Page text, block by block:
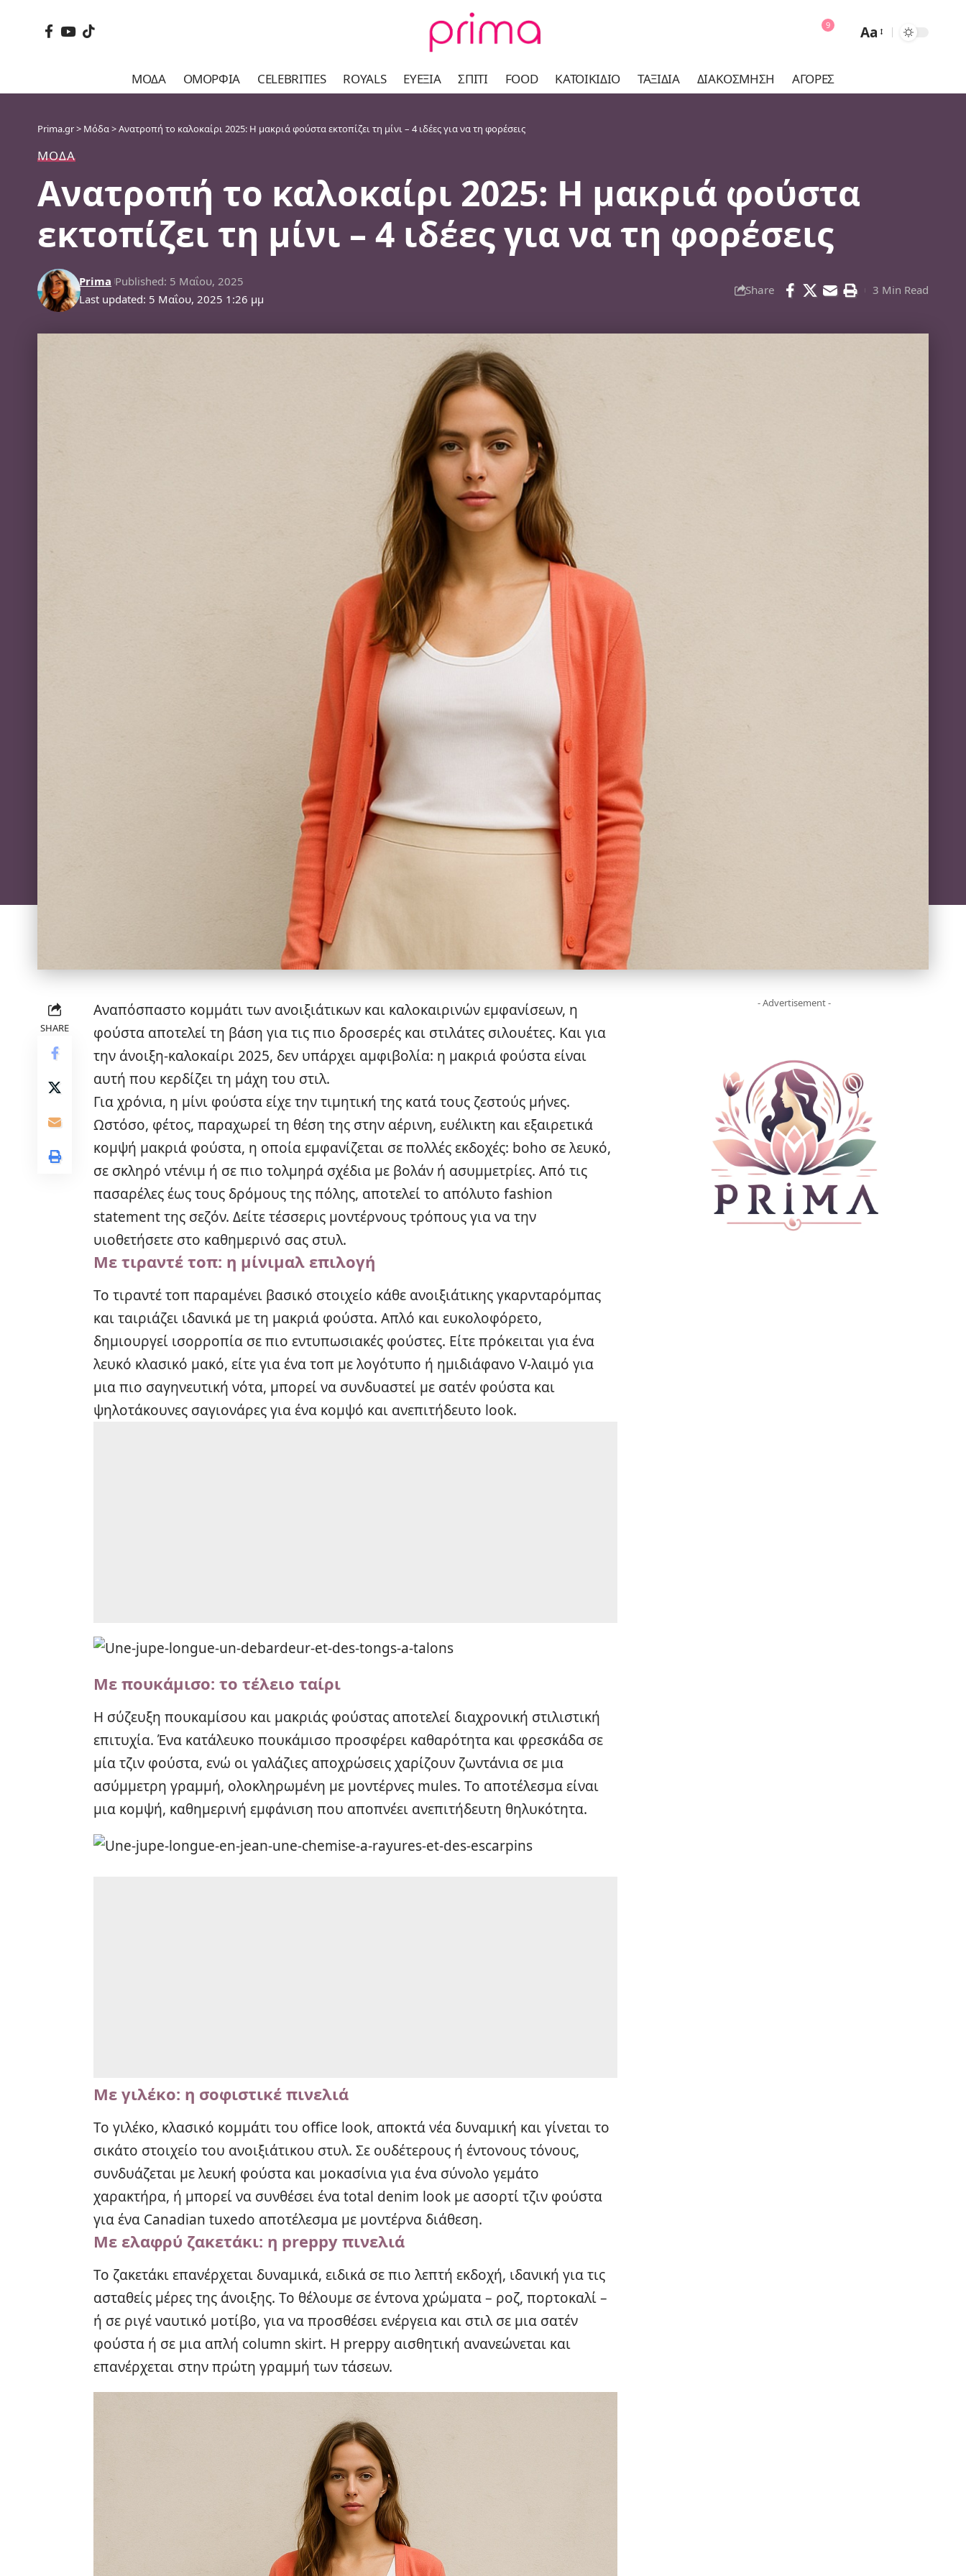
9
Font
Aa
ΜΌΔΑ ΟΜΟΡΦΙΆ CELEBRITIES ROYALS ΕΥΕΞΊΑ ΣΠΊΤΙ FOOD ΚΑΤΟΙΚΊΔΙΟ ΤΑΞΊΔΙΑ ΔΙΑΚΌΣΜΗΣΗ ΑΓΟΡΈΣ
Prima.gr> Μόδα>Ανατροπή το καλοκαίρι 2025: Η μακριά φούστα εκτοπίζει τη μίνι – 4 ιδέες για να τη φορέσεις
ΜΌΔΑ
Ανατροπή το καλοκαίρι 2025: Η μακριά φούστα
εκτοπίζει τη μίνι – 4 ιδέες για να τη φορέσεις
Last updated: 5 Μαΐου, 2025 1:26 μμ
Prima Published: 5 Μαΐου, 2025
Share 3 Min Read
SHARE
Αναπόσπαστο κομμάτι των ανοιξιάτικων και καλοκαιρινών εμφανίσεων, η
φούστα αποτελεί τη βάση για τις πιο δροσερές και στιλάτες σιλουέτες. Και για
την άνοιξη-καλοκαίρι 2025, δεν υπάρχει αμφιβολία: η μακριά φούστα είναι
αυτή που κερδίζει τη μάχη του στιλ.
Για χρόνια, η μίνι φούστα είχε την τιμητική της κατά τους ζεστούς μήνες.
Ωστόσο, φέτος, παραχωρεί τη θέση της στην αέρινη, ευέλικτη και εξαιρετικά
κομψή μακριά φούστα, η οποία εμφανίζεται σε πολλές εκδοχές: boho σε λευκό,
σε σκληρό ντένιμ ή σε πιο τολμηρά σχέδια με βολάν ή ασυμμετρίες. Από τις
πασαρέλες έως τους δρόμους της πόλης, αποτελεί το απόλυτο fashion
statement της σεζόν. Δείτε τέσσερις μοντέρνους τρόπους για να την
υιοθετήσετε στο καθημερινό σας στυλ.
Με τιραντέ τοπ: η μίνιμαλ επιλογή
Το τιραντέ τοπ παραμένει βασικό στοιχείο κάθε ανοιξιάτικης γκαρνταρόμπας
και ταιριάζει ιδανικά με τη μακριά φούστα. Απλό και ευκολοφόρετο,
δημιουργεί ισορροπία σε πιο εντυπωσιακές φούστες. Είτε πρόκειται για ένα
λευκό κλασικό μακό, είτε για ένα τοπ με λογότυπο ή ημιδιάφανο V-λαιμό για
μια πιο σαγηνευτική νότα, μπορεί να συνδυαστεί με σατέν φούστα και
ψηλοτάκουνες σαγιονάρες για ένα κομψό και ανεπιτήδευτο look.
Με πουκάμισο: το τέλειο ταίρι
Η σύζευξη πουκαμίσου και μακριάς φούστας αποτελεί διαχρονική στιλιστική
επιτυχία. Ένα κατάλευκο πουκάμισο προσφέρει καθαρότητα και φρεσκάδα σε
μία τζιν φούστα, ενώ οι γαλάζιες αποχρώσεις χαρίζουν ζωντάνια σε μια
ασύμμετρη γραμμή, ολοκληρωμένη με μοντέρνες mules. Το αποτέλεσμα είναι
μια κομψή, καθημερινή εμφάνιση που αποπνέει ανεπιτήδευτη θηλυκότητα.
Με γιλέκο: η σοφιστικέ πινελιά
Το γιλέκο, κλασικό κομμάτι του office look, αποκτά νέα δυναμική και γίνεται το
σικάτο στοιχείο του ανοιξιάτικου στυλ. Σε ουδέτερους ή έντονους τόνους,
συνδυάζεται με λευκή φούστα και μοκασίνια για ένα σύνολο γεμάτο
χαρακτήρα, ή μπορεί να συνθέσει ένα total denim look με ασορτί τζιν φούστα
για ένα Canadian tuxedo αποτέλεσμα με μοντέρνα διάθεση.
Με ελαφρύ ζακετάκι: η preppy πινελιά
Το ζακετάκι επανέρχεται δυναμικά, ειδικά σε πιο λεπτή εκδοχή, ιδανική για τις
ασταθείς μέρες της άνοιξης. Το θέλουμε σε έντονα χρώματα – ροζ, πορτοκαλί –
ή σε ριγέ ναυτικό μοτίβο, για να προσθέσει ενέργεια και στιλ σε μια σατέν
φούστα ή σε μια απλή column skirt. Η preppy αισθητική ανανεώνεται και
επανέρχεται στην πρώτη γραμμή των τάσεων.
- Advertisement -